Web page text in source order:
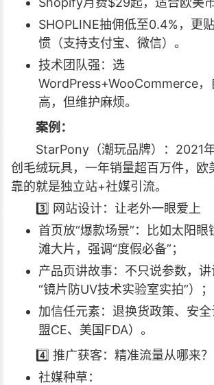
SHOPLINE抽佣低至0.4%，更
惯（支持支付宝、微信）。
技术团队强：选
WordPress+WooCommerce，
高，但维护麻烦。
案例：
StarPony（潮玩品牌）：2021
创毛绒玩具，一年销量超百万件，欧
靠的就是独立站+社媒引流。
3️⃣ 网站设计：让老外一眼爱上
首页放“爆款场景”：比如太阳
滩大片，强调“度假必备”；
产品页讲故事：不只说参数，
“镜片防UV技术实验室实拍”）；
加信任元素：退换货政策、安
盟CE、美国FDA）。
4️⃣ 推广获客：精准流量从哪来？
社媒种草：